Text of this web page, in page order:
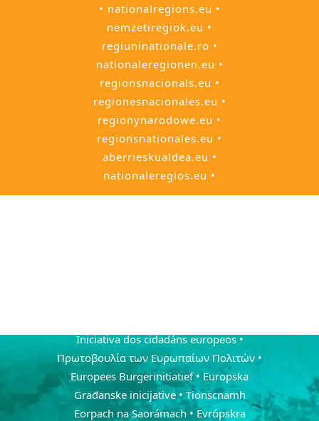
• nationalregions.eu •
nemzetiregiok.eu •
regiuninationale.ro •
nationaleregionen.eu •
regionsnacionals.eu •
regionesnacionales.eu •
regionynarodowe.eu •
regionsnationales.eu •
aberrieskualdea.eu •
nationaleregios.eu •
Iniciativa dos cidadáns europeos •
Πρωτοβουλία των Ευρωπαίων Πολιτών •
Europees Burgerinitiatief • Europska
Građanske inicijative • Tionscnamh
Eorpach na Saorámach • Evrópskra